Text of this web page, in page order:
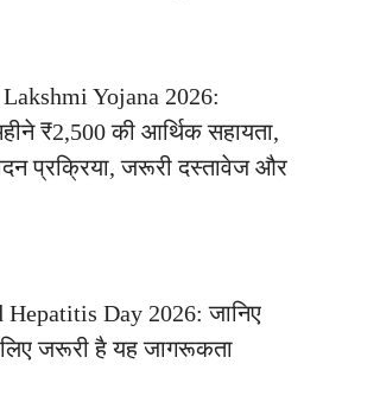
Yojana 2026:
₹2,500 की आर्थिक सहायता,
प्रक्रिया, जरूरी दस्तावेज और
Hepatitis Day 2026: जानिए
लिए जरूरी है यह जागरूकता